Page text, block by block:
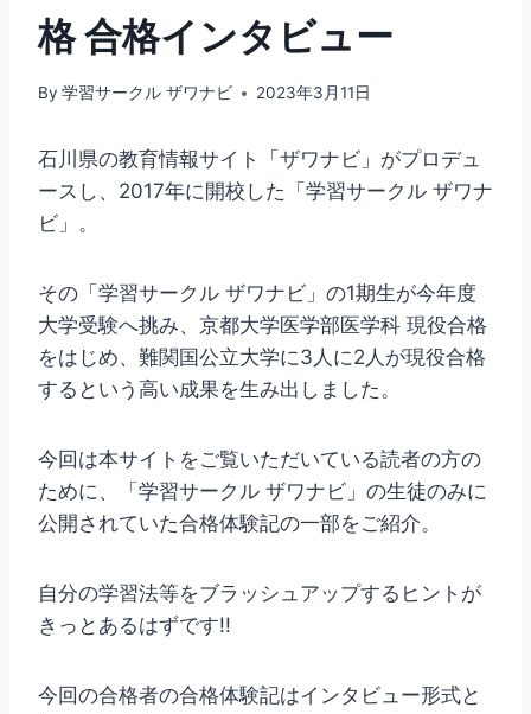
格 合格インタビュー
By 学習サークル ザワナビ 2023年3月11日
石川県の教育情報サイト「ザワナビ」がプロデュ
ースし、2017年に開校した「学習サークル ザワナ
ビ」。
その「学習サークル ザワナビ」の1期生が今年度
大学受験へ挑み、京都大学医学部医学科 現役合格
をはじめ、難関国公立大学に3人に2人が現役合格
するという高い成果を生み出しました。
今回は本サイトをご覧いただいている読者の方の
ために、「学習サークル ザワナビ」の生徒のみに
公開されていた合格体験記の一部をご紹介。
自分の学習法等をブラッシュアップするヒントが
きっとあるはずです!!
今回の合格者の合格体験記はインタビュー形式と